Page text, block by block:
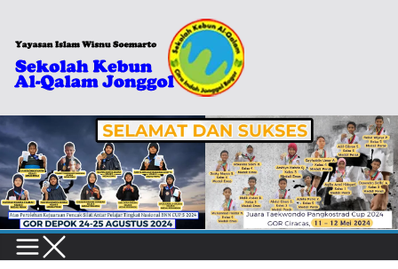
content